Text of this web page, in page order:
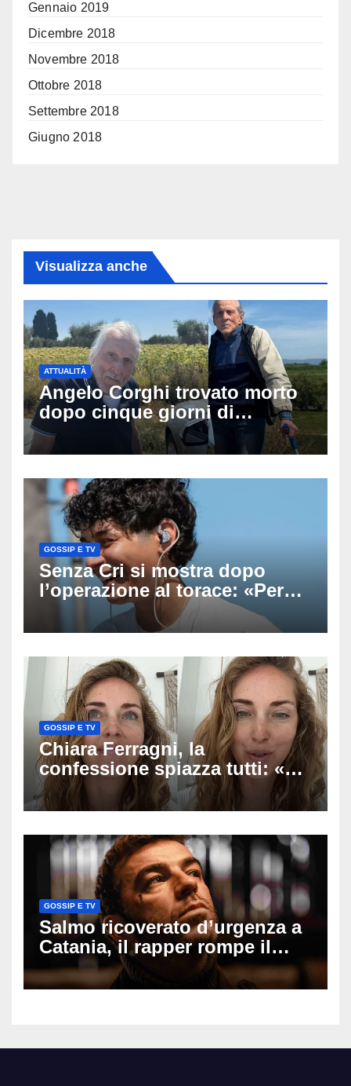
Gennaio 2019
Dicembre 2018
Novembre 2018
Ottobre 2018
Settembre 2018
Giugno 2018
Visualizza anche
ATTUALITÀ
Angelo Corghi trovato morto
dopo cinque giorni di
ricerche: il giallo dell’80enne
scomparso dopo essere
GOSSIP E TV
Senza Cri si mostra dopo
l’operazione al torace: «Per
anni mi sentivo in trappola», il
racconto sul difficile percorso
GOSSIP E TV
Chiara Ferragni, la
confessione spiazza tutti: «Un
mio ex voleva che mi rifacessi
il seno». Poi svela i ritocchi di
GOSSIP E TV
Salmo ricoverato d’urgenza a
Catania, il rapper rompe il
silenzio dopo la notte in
ospedale: come sta e cosa